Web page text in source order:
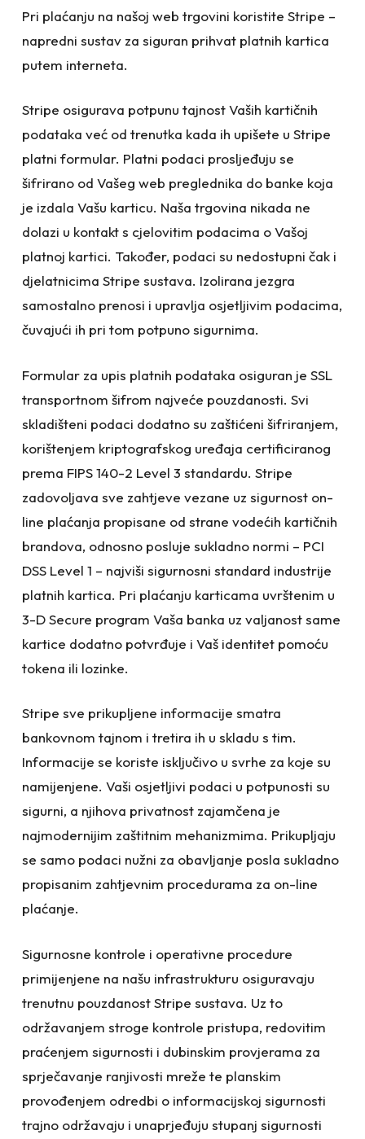
Pri plaćanju na našoj web trgovini koristite Stripe –
napredni sustav za siguran prihvat platnih kartica
putem interneta.
Stripe osigurava potpunu tajnost Vaših kartičnih
podataka već od trenutka kada ih upišete u Stripe
platni formular. Platni podaci prosljeđuju se
šifrirano od Vašeg web preglednika do banke koja
je izdala Vašu karticu. Naša trgovina nikada ne
dolazi u kontakt s cjelovitim podacima o Vašoj
platnoj kartici. Također, podaci su nedostupni čak i
djelatnicima Stripe sustava. Izolirana jezgra
samostalno prenosi i upravlja osjetljivim podacima,
čuvajući ih pri tom potpuno sigurnima.
Formular za upis platnih podataka osiguran je SSL
transportnom šifrom najveće pouzdanosti. Svi
skladišteni podaci dodatno su zaštićeni šifriranjem,
korištenjem kriptografskog uređaja certificiranog
prema FIPS 140-2 Level 3 standardu. Stripe
zadovoljava sve zahtjeve vezane uz sigurnost on-
line plaćanja propisane od strane vodećih kartičnih
brandova, odnosno posluje sukladno normi – PCI
DSS Level 1 – najviši sigurnosni standard industrije
platnih kartica. Pri plaćanju karticama uvrštenim u
3-D Secure program Vaša banka uz valjanost same
kartice dodatno potvrđuje i Vaš identitet pomoću
tokena ili lozinke.
Stripe sve prikupljene informacije smatra
bankovnom tajnom i tretira ih u skladu s tim.
Informacije se koriste isključivo u svrhe za koje su
namijenjene. Vaši osjetljivi podaci u potpunosti su
sigurni, a njihova privatnost zajamčena je
najmodernijim zaštitnim mehanizmima. Prikupljaju
se samo podaci nužni za obavljanje posla sukladno
propisanim zahtjevnim procedurama za on-line
plaćanje.
Sigurnosne kontrole i operativne procedure
primijenjene na našu infrastrukturu osiguravaju
trenutnu pouzdanost Stripe sustava. Uz to
održavanjem stroge kontrole pristupa, redovitim
praćenjem sigurnosti i dubinskim provjerama za
sprječavanje ranjivosti mreže te planskim
provođenjem odredbi o informacijskoj sigurnosti
trajno održavaju i unaprjeđuju stupanj sigurnosti